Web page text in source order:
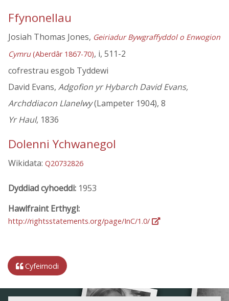
Ffynonellau
Josiah Thomas Jones, Geiriadur Bywgraffyddol o Enwogion
Cymru(Aberdâr 1867-70), i, 511-2
cofrestrau esgob Tyddewi
David Evans, Adgofion yr Hybarch David Evans,
Archddiacon Llanelwy(Lampeter 1904), 8
Yr Haul, 1836
Dolenni Ychwanegol
Wikidata: Q20732826
Dyddiad cyhoeddi: 1953
Hawlfraint Erthygl:
http://rightsstatements.org/page/InC/1.0/
Cyfeirnodi